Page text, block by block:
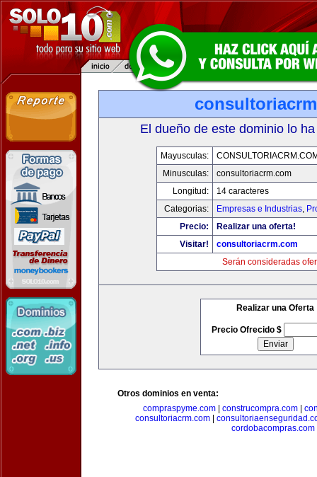
El dueño de este dominio lo
Mayusculas:
Minusculas:
consultoriacrm.com
Longitud:
14 caracteres
Categorias:
Empresas e Industrias,
Precio:
Realizar una oferta!
Visitar!
consultoriacrm.com
Serán consideradas
Realizar una Oferta
Precio Ofrecido $
Otros dominios en venta:
compraspyme.com
construcompra.com
consultoriacrm.com|
cordobacompras.com